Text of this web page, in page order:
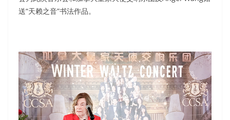
送“天赖之音”书法作品。